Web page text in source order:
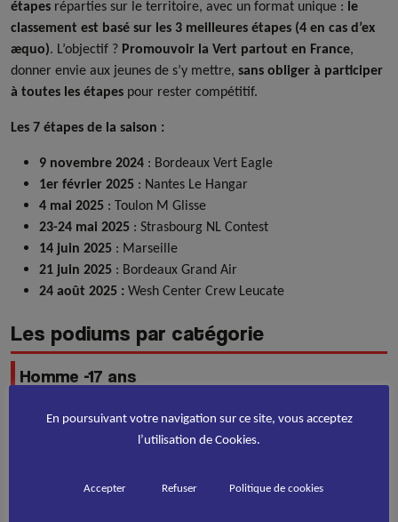
étapes réparties sur le territoire, avec un format unique : le
classement est basé sur les 3 meilleures étapes (4 en cas d’ex
æquo). L’objectif ? Promouvoir la Vert partout en France,
donner envie aux jeunes de s’y mettre, sans obliger à participer
à toutes les étapes pour rester compétitif.
Les 7 étapes de la saison :
9 novembre 2024 : Bordeaux Vert Eagle
1er février 2025 : Nantes Le Hangar
4 mai 2025 : Toulon M Glisse
23-24 mai 2025 : Strasbourg NL Contest
14 juin 2025 : Marseille
21 juin 2025 : Bordeaux Grand Air
24 août 2025 : Wesh Center Crew Leucate
Les podiums par catégorie
Homme -17 ans
Tim DEPARIS
– 3000 pts
Une catégorie très disputée, avec des jeunes qui montent déjà
En poursuivant votre navigation sur ce site, vous acceptez
l’utilisation de Cookies.
Accepter Refuser Politique de cookies